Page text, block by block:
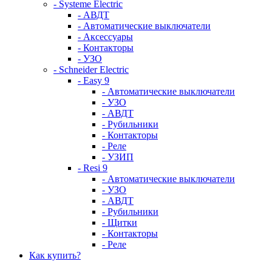
- Systeme Electric
- АВДТ
- Автоматические выключатели
- Аксессуары
- Контакторы
- УЗО
- Schneider Electric
- Easy 9
- Автоматические выключатели
- УЗО
- АВДТ
- Рубильники
- Контакторы
- Реле
- УЗИП
- Resi 9
- Автоматические выключатели
- УЗО
- АВДТ
- Рубильники
- Щитки
- Контакторы
- Реле
Как купить?